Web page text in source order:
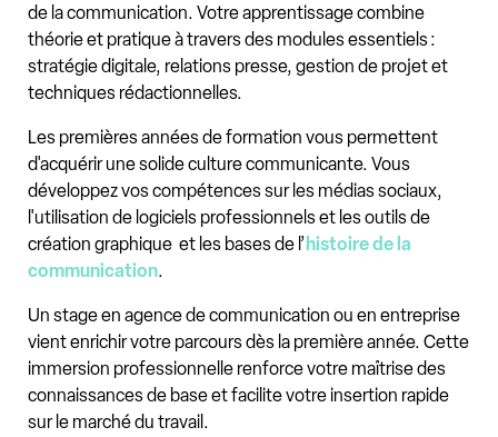
de la communication. Votre apprentissage combine
théorie et pratique à travers des modules essentiels :
stratégie digitale, relations presse, gestion de projet et
techniques rédactionnelles.
Les premières années de formation vous permettent
d'acquérir une solide culture communicante. Vous
développez vos compétences sur les médias sociaux,
l'utilisation de logiciels professionnels et les outils de
création graphique et les bases de l’ histoire de la
communication.
Un stage en agence de communication ou en entreprise
vient enrichir votre parcours dès la première année. Cette
immersion professionnelle renforce votre maîtrise des
connaissances de base et facilite votre insertion rapide
sur le marché du travail.